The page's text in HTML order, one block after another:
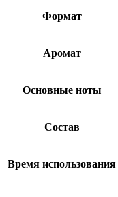
Формат
Аромат
Основные ноты
Состав
Время использования